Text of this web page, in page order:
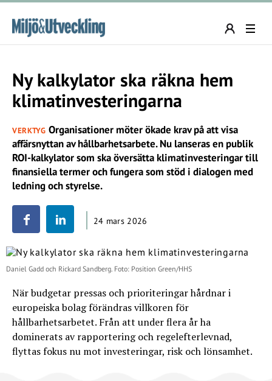
Ny kalkylator ska räkna hem
klimatinvesteringarna
VERKTYG Organisationer möter ökade krav på att visa
affärsnyttan av hållbarhetsarbete. Nu lanseras en publik
ROI-kalkylator som ska översätta klimatinvesteringar till
finansiella termer och fungera som stöd i dialogen med
ledning och styrelse.
24 mars 2026
Daniel Gadd och Rickard Sandberg. Foto: Position Green/HHS
När budgetar pressas och prioriteringar hårdnar i
europeiska bolag förändras villkoren för
hållbarhetsarbetet. Från att under flera år ha
dominerats av rapportering och regelefterlevnad,
flyttas fokus nu mot investeringar, risk och lönsamhet.